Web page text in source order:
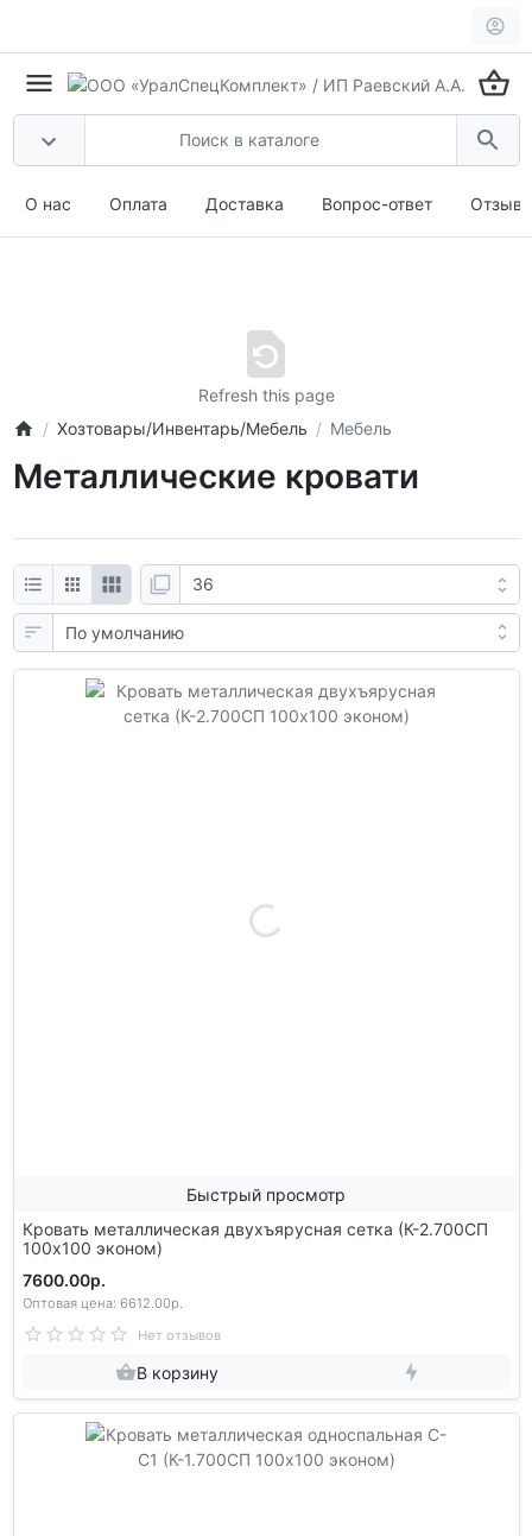
О нас Оплата Доставка Вопрос-ответ
Refresh this page
Хозтовары/Инвентарь/Мебель
Мебель
Металлические кровати
Быстрый просмотр
Кровать металлическая двухъярусная сетка (К-2.700СП
100х100 эконом)
7600.00р.
Оптовая цена: 6612.00р.
Нет отзывов
В корзину